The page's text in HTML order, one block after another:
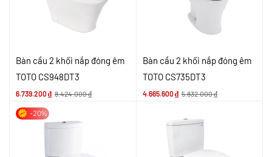
Bàn cầu 2 khối nắp đóng êm
TOTO CS948DT3
6.739.200₫ 8.424.000₫
Bàn cầu 2 khối nắp đóng êm
TOTO CS735DT3
4.665.600₫ 5.832.000₫
-20%